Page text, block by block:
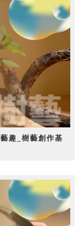
趣_樹藝創作基